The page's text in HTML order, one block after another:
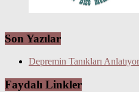
Son Yazılar
Depremin Tanıkları
Faydalı Linkler